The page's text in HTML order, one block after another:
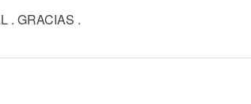
. GRACIAS .